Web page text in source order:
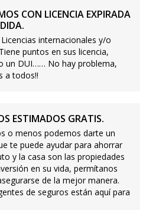
CON LICENCIA EXPIRADA
internacionales y/o
puntos en sus licencia,
un DUI…… No hay problema,
a todos!!
ESTIMADOS GRATIS.
o menos podemos darte un
te puede ayudar para ahorrar
y la casa son las propiedades
en su vida, permítanos
de la mejor manera.
de seguros están aquí para